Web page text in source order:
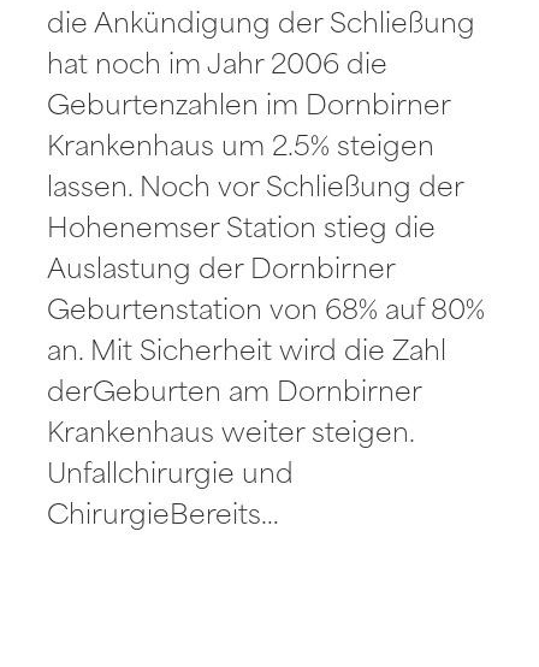
die Ankündigung der Schließung
hat noch im Jahr 2006 die
Geburtenzahlen im Dornbirner
Krankenhaus um 2.5% steigen
lassen. Noch vor Schließung der
Hohenemser Station stieg die
Auslastung der Dornbirner
Geburtenstation von 68% auf 80%
an. Mit Sicherheit wird die Zahl
derGeburten am Dornbirner
Krankenhaus weiter steigen.
Unfallchirurgie und
ChirurgieBereits…